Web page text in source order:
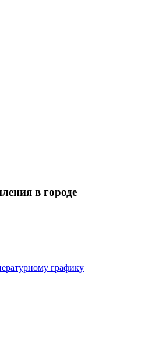
в городе
графику